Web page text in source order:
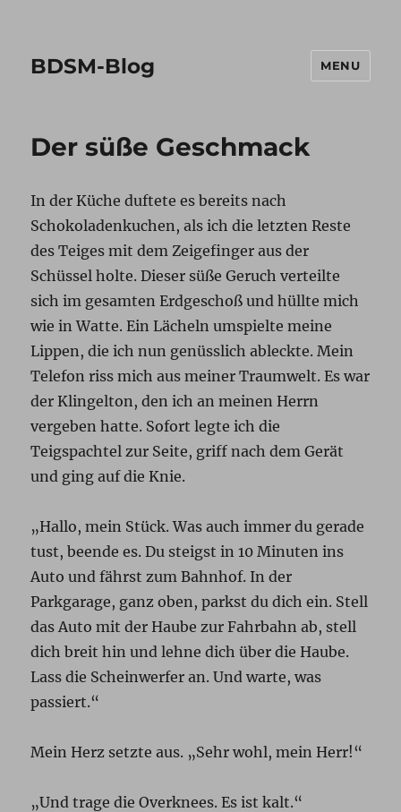
BDSM-Blog MENU
Der süße Geschmack
In der Küche duftete es bereits nach
Schokoladenkuchen, als ich die letzten Reste
des Teiges mit dem Zeigefinger aus der
Schüssel holte. Dieser süße Geruch verteilte
sich im gesamten Erdgeschoß und hüllte mich
wie in Watte. Ein Lächeln umspielte meine
Lippen, die ich nun genüsslich ableckte. Mein
Telefon riss mich aus meiner Traumwelt. Es war
der Klingelton, den ich an meinen Herrn
vergeben hatte. Sofort legte ich die
Teigspachtel zur Seite, griff nach dem Gerät
und ging auf die Knie.
„Hallo, mein Stück. Was auch immer du gerade
tust, beende es. Du steigst in 10 Minuten ins
Auto und fährst zum Bahnhof. In der
Parkgarage, ganz oben, parkst du dich ein. Stell
das Auto mit der Haube zur Fahrbahn ab, stell
dich breit hin und lehne dich über die Haube.
Lass die Scheinwerfer an. Und warte, was
passiert.“
Mein Herz setzte aus. „Sehr wohl, mein Herr!“
„Und trage die Overknees. Es ist kalt.“